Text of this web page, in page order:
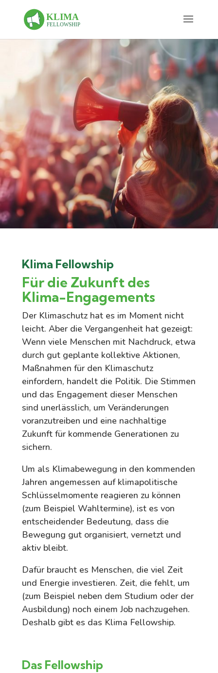
Klima Fellowship
Für die Zukunft des
Klima-Engagements
Der Klimaschutz hat es im Moment nicht
leicht. Aber die Vergangenheit hat gezeigt:
Wenn viele Menschen mit Nachdruck, etwa
durch gut geplante kollektive Aktionen,
Maßnahmen für den Klimaschutz
einfordern, handelt die Politik. Die Stimmen
und das Engagement dieser Menschen
sind unerlässlich, um Veränderungen
voranzutreiben und eine nachhaltige
Zukunft für kommende Generationen zu
sichern.
Um als Klimabewegung in den kommenden
Jahren angemessen auf klimapolitische
Schlüsselmomente reagieren zu können
(zum Beispiel Wahltermine), ist es von
entscheidender Bedeutung, dass die
Bewegung gut organisiert, vernetzt und
aktiv bleibt.
Dafür braucht es Menschen, die viel Zeit
und Energie investieren. Zeit, die fehlt, um
(zum Beispiel neben dem Studium oder der
Ausbildung) noch einem Job nachzugehen.
Deshalb gibt es das Klima Fellowship.
Das Fellowship